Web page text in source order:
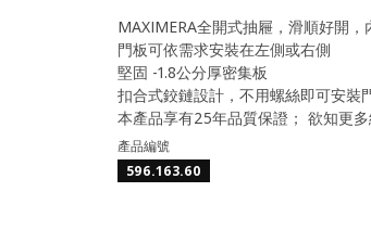
MAXIMERA全開式抽屜，滑順好開
門板可依需求安裝在左側或右側
堅固 -1.8公分厚密集板
扣合式鉸鏈設計，不用螺絲即可安裝
本產品享有25年品質保證； 欲知更
產品編號
596.163.60